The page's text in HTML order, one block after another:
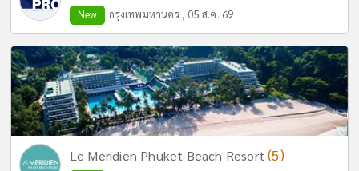
New กรุงเทพมหานคร , 05 ส.ค. 69
Le Meridien Phuket Beach Resort(5)